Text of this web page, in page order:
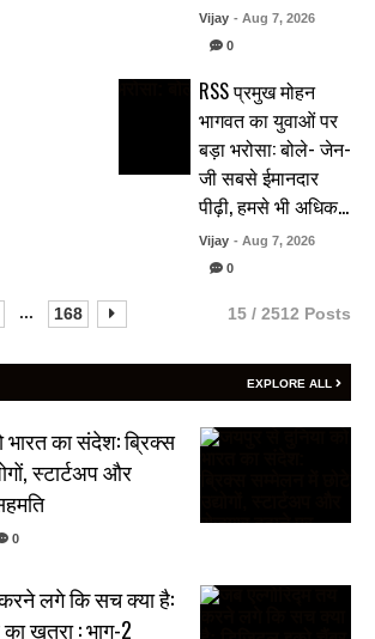
Vijay - Aug 7, 2026
0
RSS प्रमुख मोहन
भागवत का युवाओं पर
बड़ा भरोसा: बोले- जेन-
जी सबसे ईमानदार
पीढ़ी, हमसे भी अधिक…
Vijay - Aug 7, 2026
0
... 168 15 / 2512 Posts
EXPLORE ALL
का संदेश: ब्रिक्स
स्टार्टअप और
0
लगे कि सच क्या है:
खतरा : भाग-2